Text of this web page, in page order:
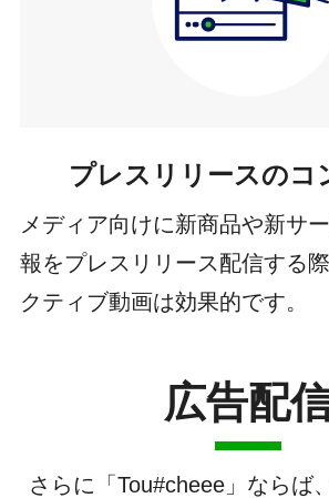
プレスリリースのコ
メディア向けに新商品や新サ
報をプレスリリース配信する
クティブ動画は効果的です。
広告配
さらに「Tou#cheee」ならば